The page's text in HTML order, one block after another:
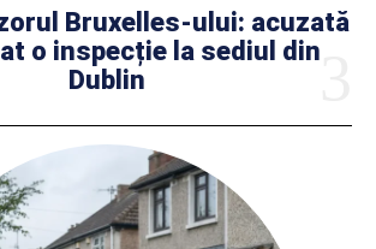
Bruxelles-ului: acuzată
o inspecție la sediul din
Dublin